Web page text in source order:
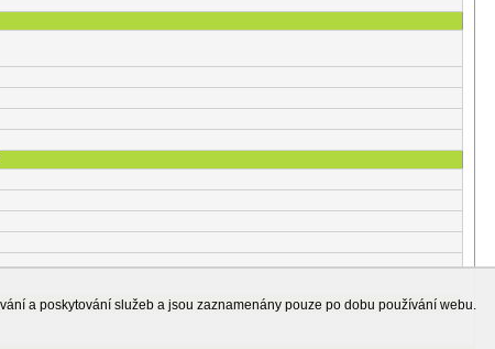
a poskytování služeb a jsou zaznamenány pouze po dobu používání webu.